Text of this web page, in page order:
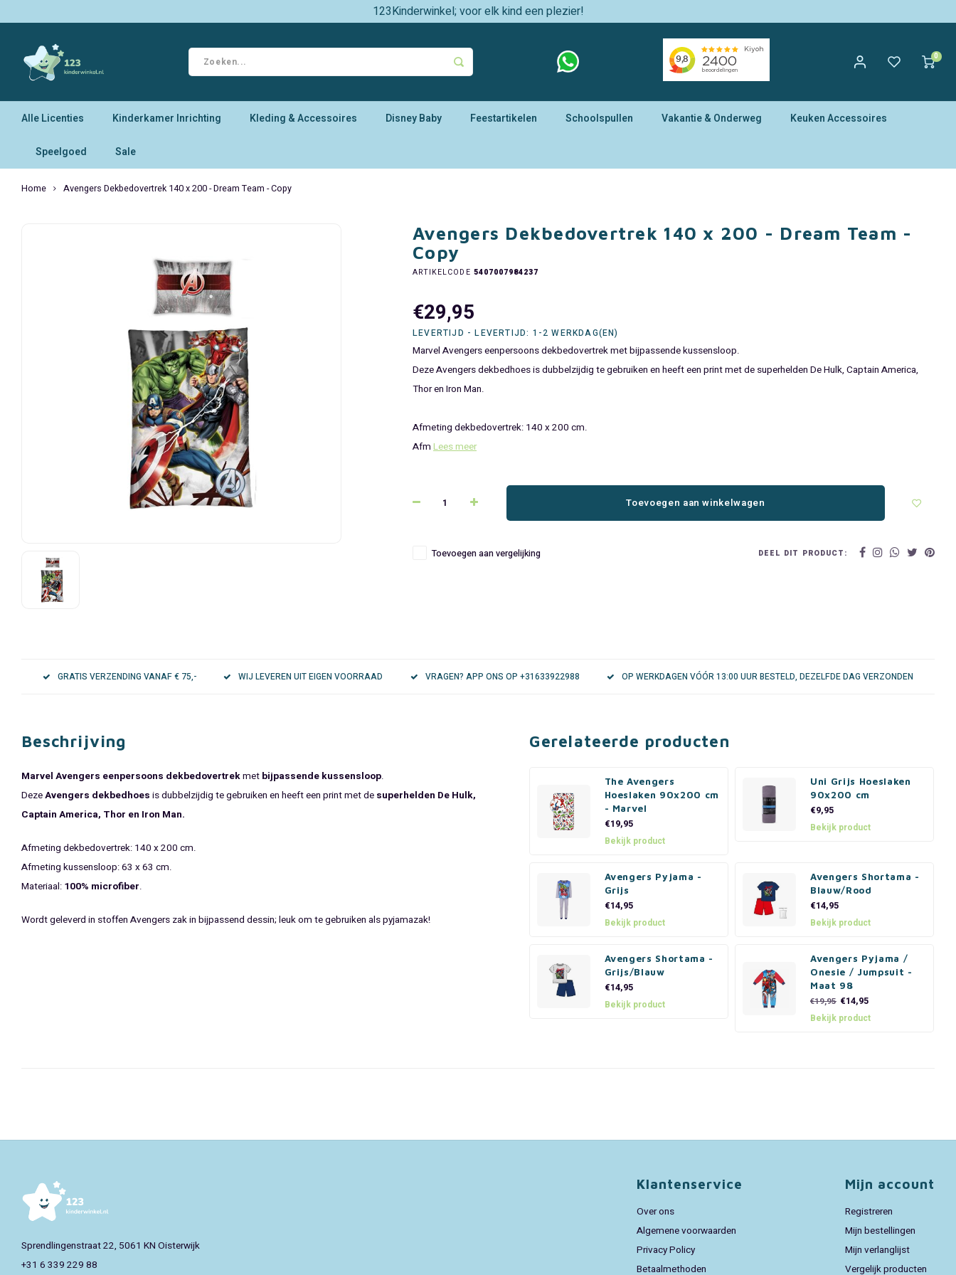
123Kinderwinkel; voor elk kind een plezier!
0
Alle Licenties Kinderkamer Inrichting Kleding & Accessoires Disney Baby Feestartikelen Schoolspullen Vakantie & Onderweg Keuken Accessoires
Speelgoed Sale
Home Avengers Dekbedovertrek 140 x 200 - Dream Team - Copy
Avengers Dekbedovertrek 140 x 200 - Dream Team -
Copy
ARTIKELCODE 5407007984237
€29,95
LEVERTIJD - LEVERTIJD: 1-2 WERKDAG(EN)
Marvel Avengers eenpersoons dekbedovertrek met bijpassende kussensloop.
Deze Avengers dekbedhoes is dubbelzijdig te gebruiken en heeft een print met de superhelden De Hulk, Captain America,
Thor en Iron Man.
Afmeting dekbedovertrek: 140 x 200 cm.
Afm Lees meer
Toevoegen aan winkelwagen
Toevoegen aan vergelijking DEEL DIT PRODUCT:
GRATIS VERZENDING VANAF € 75,- WIJ LEVEREN UIT EIGEN VOORRAAD VRAGEN? APP ONS OP +31633922988 OP WERKDAGEN VÓÓR 13:00 UUR BESTELD, DEZELFDE DAG VERZONDEN
Beschrijving
Marvel Avengers eenpersoons dekbedovertrekmet bijpassende kussensloop.
DezeAvengers dekbedhoes is dubbelzijdig te gebruiken en heeft een print met de superhelden De Hulk,
Captain America, Thor en Iron Man.
Afmeting dekbedovertrek: 140 x 200 cm.
Afmeting kussensloop: 63 x 63 cm.
Materiaal: 100% microfiber.
Wordt geleverd in stoffen Avengers zak in bijpassend dessin; leuk om te gebruiken als pyjamazak!
Gerelateerde producten
The Avengers
Hoeslaken 90x200 cm
- Marvel
€19,95
Bekijk product
Uni Grijs Hoeslaken
90x200 cm
€9,95
Bekijk product
Avengers Pyjama -
Grijs
€14,95
Bekijk product
Avengers Shortama -
Blauw/Rood
€14,95
Bekijk product
Avengers Shortama -
Grijs/Blauw
€14,95
Bekijk product
Avengers Pyjama /
Onesie / Jumpsuit -
Maat 98
€19,95 €14,95
Bekijk product
Sprendlingenstraat 22, 5061 KN Oisterwijk
+31 6 339 229 88
Klantenservice
Over ons
Algemene voorwaarden
Privacy Policy
Betaalmethoden
Mijn account
Registreren
Mijn bestellingen
Mijn verlanglijst
Vergelijk producten